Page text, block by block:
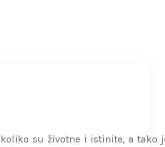
su životne i istinite, a tako